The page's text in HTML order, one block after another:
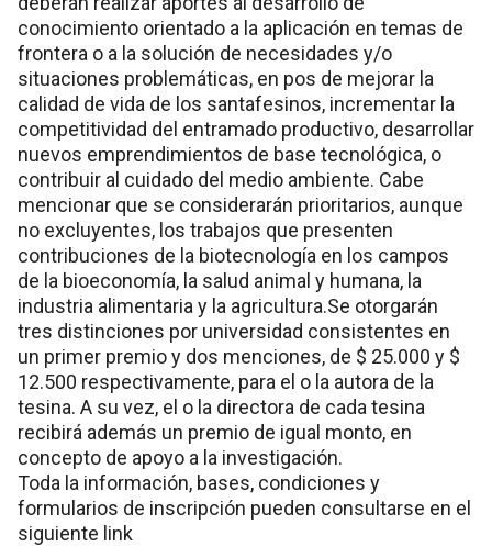
conocimiento orientado a la aplicación en temas de
frontera o a la solución de necesidades y/o
situaciones problemáticas, en pos de mejorar la
calidad de vida de los santafesinos, incrementar la
competitividad del entramado productivo, desarrollar
nuevos emprendimientos de base tecnológica, o
contribuir al cuidado del medio ambiente. Cabe
mencionar que se considerarán prioritarios, aunque
no excluyentes, los trabajos que presenten
contribuciones de la biotecnología en los campos
de la bioeconomía, la salud animal y humana, la
industria alimentaria y la agricultura.Se otorgarán
tres distinciones por universidad consistentes en
un primer premio y dos menciones, de $ 25.000 y $
12.500 respectivamente, para el o la autora de la
tesina. A su vez, el o la directora de cada tesina
recibirá además un premio de igual monto, en
concepto de apoyo a la investigación.
Toda la información, bases, condiciones y
formularios de inscripción pueden consultarse en el
siguiente link